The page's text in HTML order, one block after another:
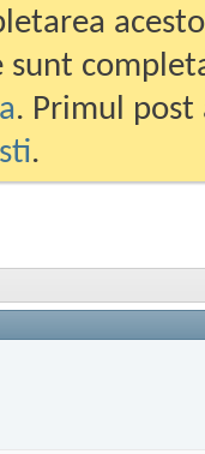
sunt
. Primul
.